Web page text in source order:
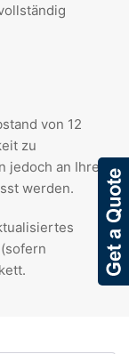
von 12
zu
jedoch an Ihre
werden.